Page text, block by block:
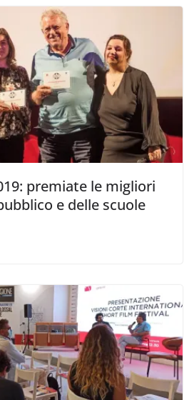
premiate le migliori
e delle scuole